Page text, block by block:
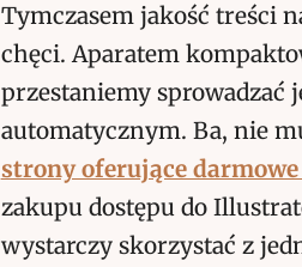
Tymczasem jakość treści
chęci. Aparatem
przestaniemy sprowadzać
automatycznym. Ba, nie
strony oferujące
zakupu dostępu do
wystarczy skorzystać z